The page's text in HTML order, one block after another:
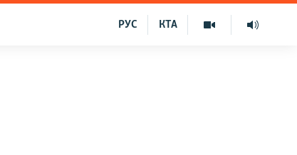
КТА
РУС